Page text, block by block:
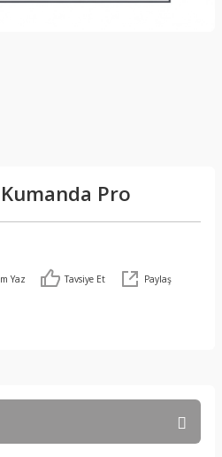
Pro
Yaz Tavsiye Et Paylaş